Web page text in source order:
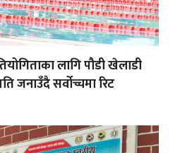
लागि पौडी खेलाडी
जनाउँदै सर्वोच्चमा रिट